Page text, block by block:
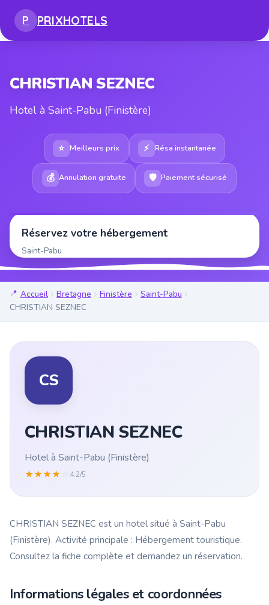
P PRIXHOTELS
CHRISTIAN SEZNEC
Hotel à Saint-Pabu (Finistère)
⭐ Meilleurs prix ⚡ Résa instantanée
💰 Annulation gratuite 🛡 Paiement sécurisé
Réservez votre hébergement
Saint-Pabu
Accueil Bretagne Finistère
Saint-Pabu
CHRISTIAN SEZNEC
CS
CHRISTIAN SEZNEC
Hotel à Saint-Pabu (Finistère)
★★★★ 4.2/5
CHRISTIAN SEZNEC est un hotel situé à Saint-Pabu
(Finistère). Activité principale : Hébergement touristique.
Consultez la fiche complète et demandez un réservation.
Informations légales et coordonnées